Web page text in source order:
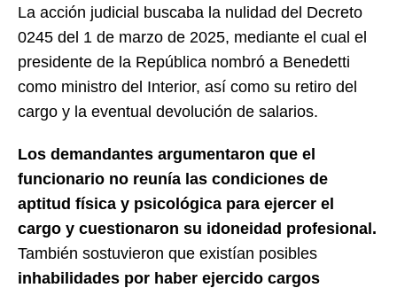
La acción judicial buscaba la nulidad del Decreto
0245 del 1 de marzo de 2025, mediante el cual el
presidente de la República nombró a Benedetti
como ministro del Interior, así como su retiro del
cargo y la eventual devolución de salarios.
Los demandantes argumentaron que el
funcionario no reunía las condiciones de
aptitud física y psicológica para ejercer el
cargo y cuestionaron su idoneidad profesional.
También sostuvieron que existían posibles
inhabilidades por haber ejercido cargos